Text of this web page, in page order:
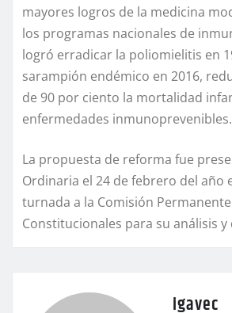
mayores logros de la medicina
los programas nacionales de
logró erradicar la poliomielitis en
sarampión endémico en 2016,
de 90 por ciento la mortalidad
enfermedades inmunoprevenibles.
La propuesta de reforma fue
Ordinaria el 24 de febrero del año
turnada a la Comisión
Constitucionales para su análisis y
igavec